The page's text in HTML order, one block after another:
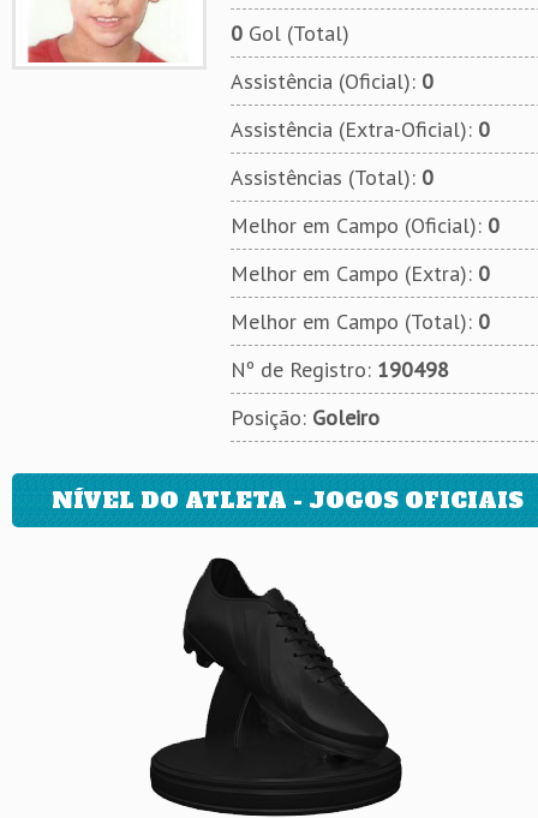
0Gol (Total)
Assistência (Oficial): 0
Assistência (Extra-Oficial): 0
Assistências (Total): 0
Melhor em Campo (Oficial): 0
Melhor em Campo (Extra): 0
Melhor em Campo (Total): 0
Nº de Registro: 190498
Posição: Goleiro
NÍVEL DO ATLETA - JOGOS OFICIAIS